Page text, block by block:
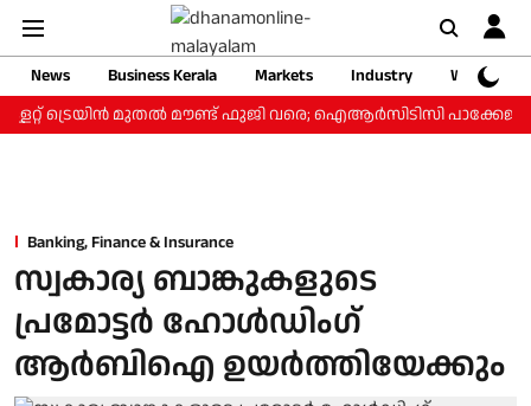
News Business Kerala Markets Industry
Web
ട്രെയിന്‍ മുതല്‍ മൗണ്ട് ഫുജി വരെ; ഐആര്‍സിടിസി പാക്കേജ്
Banking, Finance & Insurance
സ്വകാര്യ ബാങ്കുകളുടെ
പ്രമോട്ടര്‍ ഹോള്‍ഡിംഗ്
ആര്‍ബിഐ ഉയര്‍ത്തിയേക്കും